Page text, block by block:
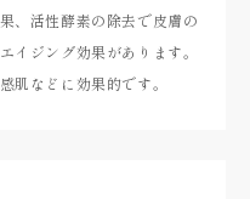
、活性酵素の除去で皮膚の
イジング効果があります。
肌などに効果的です。